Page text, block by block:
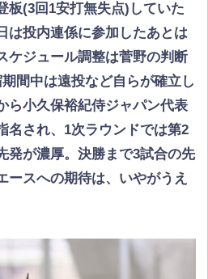
板(3回1安打無失点)していた
は投内連係に参加したあとは
ケジュール調整は菅野の判断
間中は遠投など自らが確立し
ら小久保裕紀侍ジャパン代表
名され、1次ラウンドでは第2
発が濃厚。決勝まで3試合の先
ースへの期待は、いやがうえ